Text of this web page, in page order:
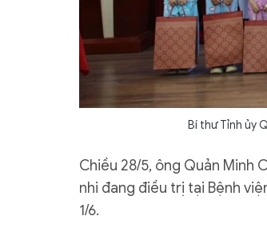
Bí thư Tỉnh ủy
Chiều 28/5, ông Quản Minh
nhi đang điều trị tại Bệnh
1/6.